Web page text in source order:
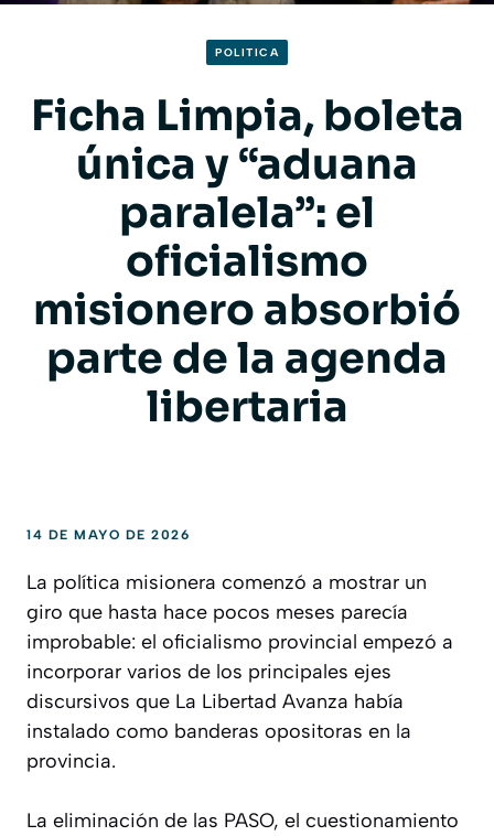
POLITICA
Ficha Limpia, boleta
única y “aduana
paralela”: el
oficialismo
misionero absorbió
parte de la agenda
libertaria
14 DE MAYO DE 2026
La política misionera comenzó a mostrar un
giro que hasta hace pocos meses parecía
improbable: el oficialismo provincial empezó a
incorporar varios de los principales ejes
discursivos que La Libertad Avanza había
instalado como banderas opositoras en la
provincia.
La eliminación de las PASO, el cuestionamiento